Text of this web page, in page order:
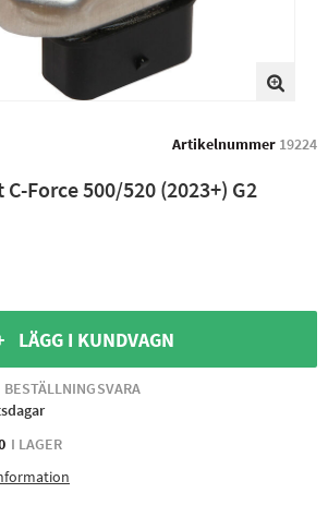
Artikelnummer 19224
Force 500/520 (2023+) G2
LÄGG I KUNDVAGN
BESTÄLLNINGSVARA
I LAGER